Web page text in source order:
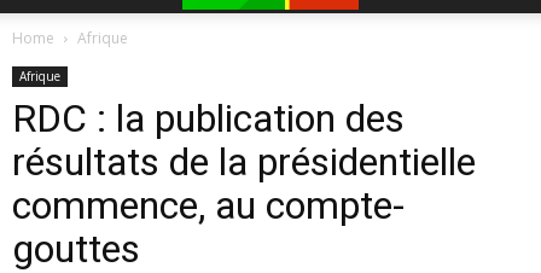
Home Afrique
Afrique
RDC : la publication des
résultats de la présidentielle
commence, au compte-
gouttes